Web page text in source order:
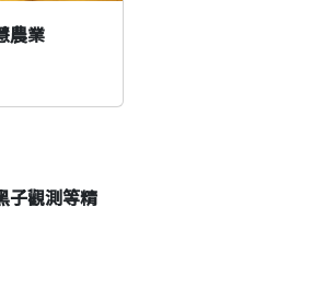
農業
子觀測等精